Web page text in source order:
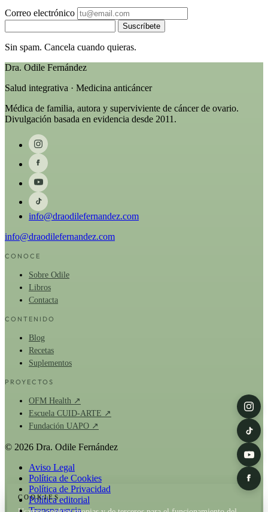
Correo electrónico
Suscríbete
Sin spam. Cancela cuando quieras.
Dra. Odile Fernández
Salud integrativa · Medicina anticáncer
Médica de familia, autora y superviviente de cáncer de ovario.
Divulgación basada en evidencia desde 2011.
info@draodilefernandez.com
info@draodilefernandez.com
CONOCE
Sobre Odile
Libros
Contacta
CONTENIDO
Blog
Recetas
Suplementos
PROYECTOS
OFM Health ↗
Escuela CUID-ARTE ↗
Fundación UAPO ↗
© 2026 Dra. Odile Fernández
Aviso Legal
Política de Cookies
Política de Privacidad
Política editorial
COOKIES